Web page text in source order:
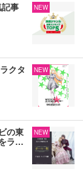
事
NEW
クタ
NEW
の東
ラ…
NEW